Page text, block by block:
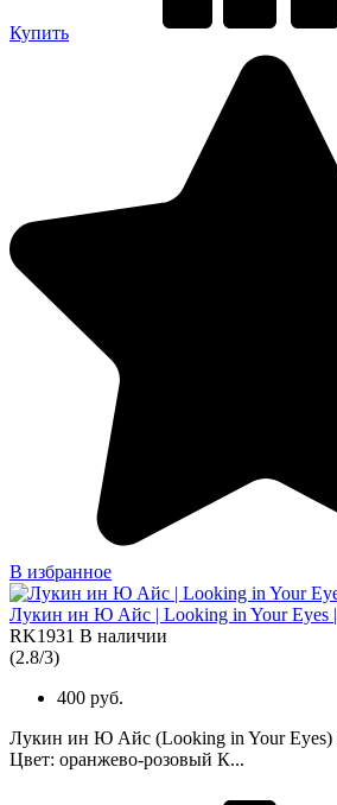
Купить
В избранное
Лукин ин Ю Айс | Looking in Your Eyes
RK1931 В наличии
(2.8/3)
400 руб.
Лукин ин Ю Айс (Looking in Your Eyes)
Цвет: оранжево-розовый К...